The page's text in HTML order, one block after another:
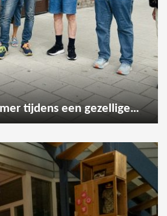
Geniet van de zomer tijdens een gezellige wandeling